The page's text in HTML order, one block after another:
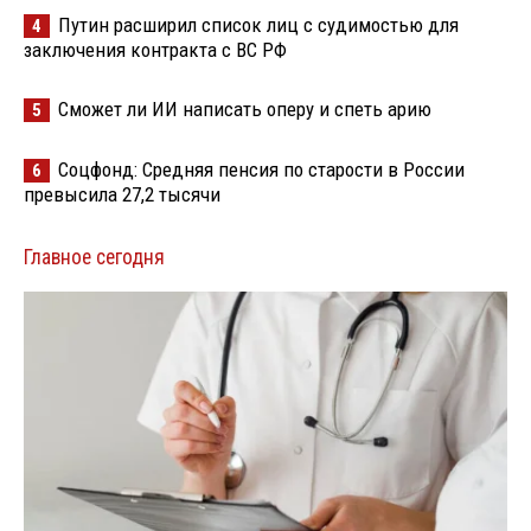
4
Путин расширил список лиц с судимостью для
заключения контракта с ВС РФ
5 Сможет ли ИИ написать оперу и спеть арию
6
Соцфонд: Средняя пенсия по старости в России
превысила 27,2 тысячи
Главное сегодня